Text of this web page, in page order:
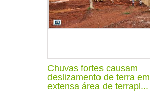
Chuvas fortes causam
deslizamento de terra em
extensa área de terrapl...